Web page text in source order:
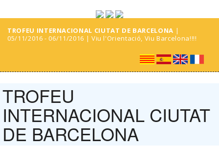
TROFEU INTERNACIONAL CIUTAT DE BARCELONA |
05/11/2016 - 06/11/2016 | Viu l'Orientació, Viu Barcelona!!!!
TROFEU
INTERNACIONAL CIUTAT
DE BARCELONA